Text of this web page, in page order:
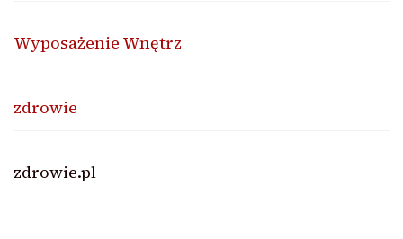
Wyposażenie Wnętrz
zdrowie
zdrowie.pl